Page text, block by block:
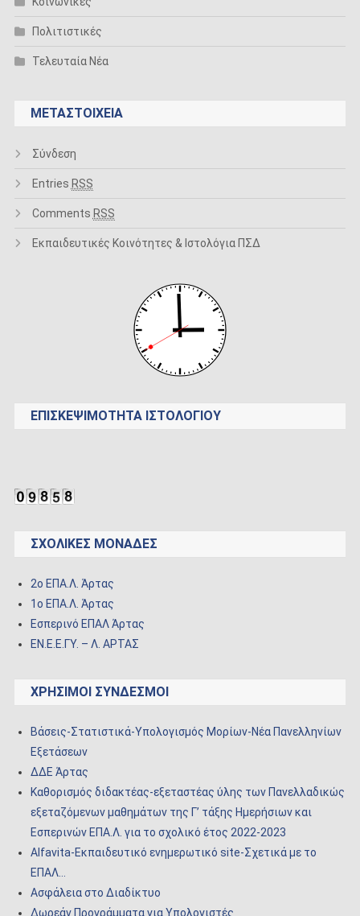
Πολιτιστικές
Τελευταία Νέα
ΜΕΤΑΣΤΟΙΧΕΊΑ
Σύνδεση
Entries RSS
Comments RSS
Εκπαιδευτικές Κοινότητες & Ιστολόγια ΠΣΔ
ΕΠΙΣΚΕΨΙΜΌΤΗΤΑ ΙΣΤΟΛΟΓΊΟΥ
ΣΧΟΛΙΚΈΣ ΜΟΝΆΔΕΣ
2o ΕΠΑ.Λ. Άρτας
1ο ΕΠΑ.Λ. Άρτας
Εσπερινό ΕΠΑΛ Άρτας
ΕΝ.Ε.Ε.ΓΥ. – Λ. ΑΡΤΑΣ
ΧΡΉΣΙΜΟΙ ΣΎΝΔΕΣΜΟΙ
Βάσεις-Στατιστικά-Υπολογισμός Μορίων-Νέα Πανελληνίων
Εξετάσεων
ΔΔΕ Άρτας
Καθορισμός διδακτέας-εξεταστέας ύλης των Πανελλαδικώς
εξεταζόμενων μαθημάτων της Γ’ τάξης Ημερήσιων και
Εσπερινών ΕΠΑ.Λ. για το σχολικό έτος 2022-2023
Alfavita-Εκπαιδευτικό ενημερωτικό site-Σχετικά με το
ΕΠΑΛ…
Ασφάλεια στο Διαδίκτυο
Δωρεάν Προγράμματα για Υπολογιστές